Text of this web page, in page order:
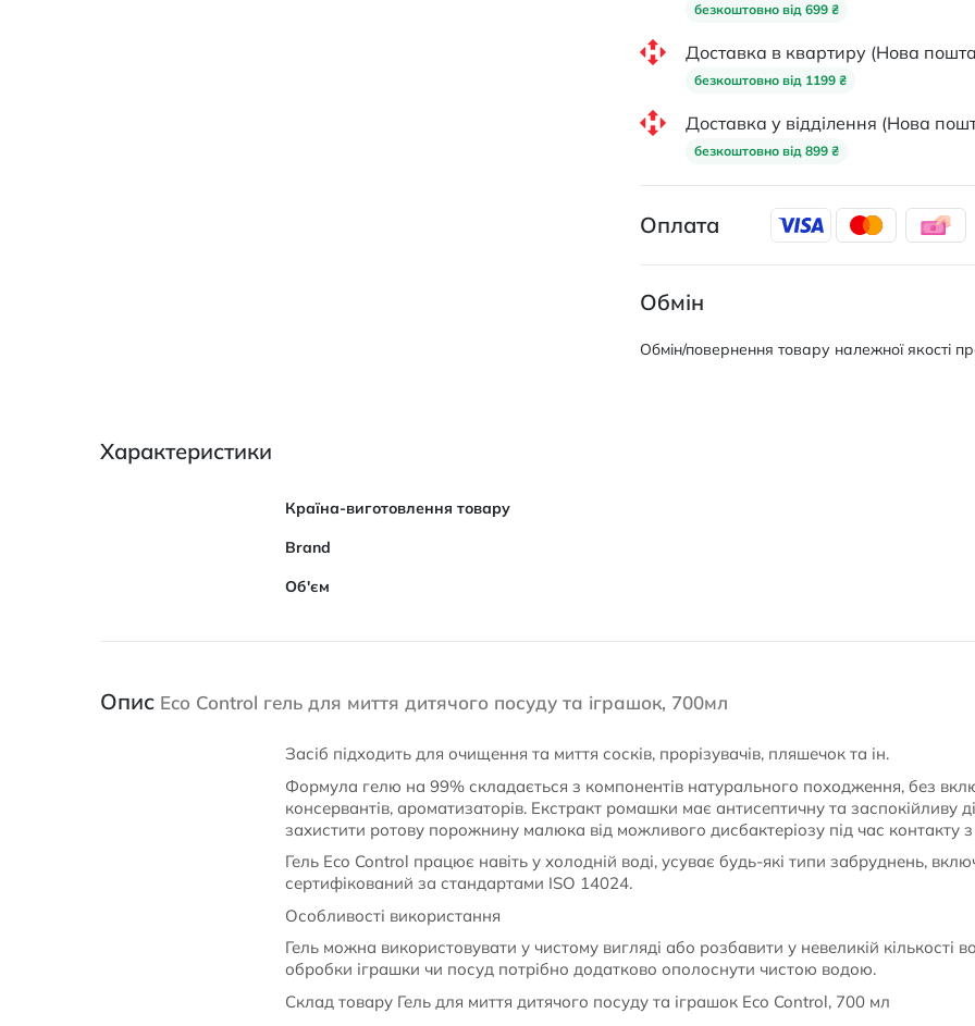
безкоштовно від 699 ₴
Доставка в квартиру (Нова
безкоштовно від 1199 ₴
Доставка у відділення (Нова
безкоштовно від 899 ₴
Оплата
Обмін
Обмін/повернення товару належної якості
Характеристики
Характеристики
Країна-виготовлення товару
Brand
Об'єм
Опис Eco Control гель для миття дитячого посуду та іграшок, 700мл
Засіб підходить для очищення та миття сосків, прорізувачів, пляшечок та ін.
Формула гелю на 99% складається з компонентів натурального походження, без
консервантів, ароматизаторів. Екстракт ромашки має антисептичну та заспокійливу
захистити ротову порожнину малюка від можливого дисбактеріозу під час контакту
Гель Eco Control працює навіть у холодній воді, усуває будь-які типи забруднень,
сертифікований за стандартами ISO 14024.
Особливості використання
Гель можна використовувати у чистому вигляді або розбавити у невеликій кількості
обробки іграшки чи посуд потрібно додатково ополоснути чистою водою.
Склад товару Гель для миття дитячого посуду та іграшок Eco Control, 700 мл